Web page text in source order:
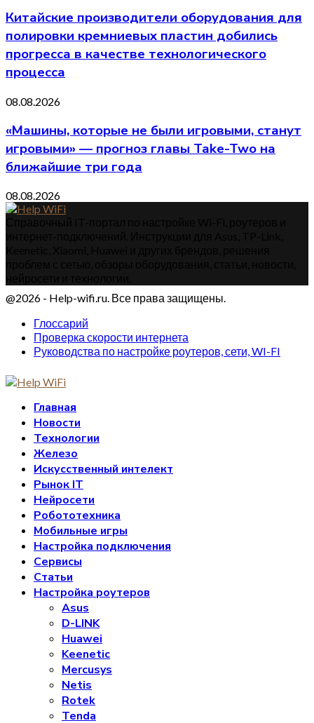
Китайские производители оборудования для
полировки кремниевых пластин добились
прогресса в качестве технологического
процесса
08.08.2026
«Машины, которые не были игровыми, станут
игровыми» — прогноз главы Take-Two на
ближайшие три года
08.08.2026
@2026 - Help-wifi.ru. Все права защищены.
Глоссарий
Проверка скорости интернета
Руководства по настройке роутеров, сети, WI-FI
Главная
Новости
Технологии
Железо
Искусственный интелект
Рынок IT
Нейросети
Робототехника
Мобильные игры
Настройка подключения
Сервисы
Статьи
Настройка роутеров
Asus
D-LINK
Huawei
Keenetic
Mercusys
Netis
Rotek
Tenda